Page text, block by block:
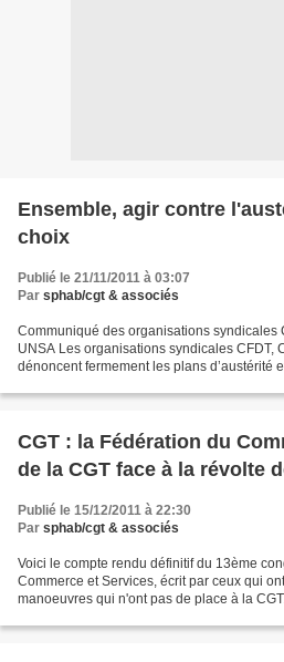
Ensemble, agir contre
choix
Publié le 21/11/2011 à 03:07
Par sphab/cgt & associés
Communiqué des organisations syndicales
UNSA Les organisations syndicales CFDT,
dénoncent fermement les plans d’austérité
CGT : la Fédération du
de la CGT face à la révolte
Publié le 15/12/2011 à 22:30
Par sphab/cgt & associés
Voici le compte rendu définitif du 13ème
Commerce et Services, écrit par ceux qui
manoeuvres qui n'ont pas de place à la